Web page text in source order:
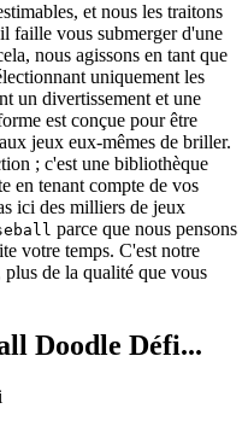
et nous les traitons
faille vous submerger d'une
nous agissons en tant que
uniquement les
un divertissement et une
est conçue pour être
jeux eux-mêmes de briller.
; c'est une bibliothèque
en tenant compte de vos
ici des milliers de jeux
parce que nous pensons
votre temps. C'est notre
de la qualité que vous
Doodle Défi...